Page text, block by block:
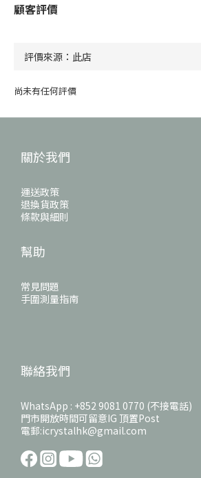
顧客評價
尚未有任何評價
關於我們
運送政策
退換貨政策
條款與細則
幫助
常見問題
手圍測量指南
聯絡我們
WhatsApp : +852 9081 0770 (不接電話)
門市開放時間可留意IG 頂置Post
電郵:icrystalhk@gmail.com